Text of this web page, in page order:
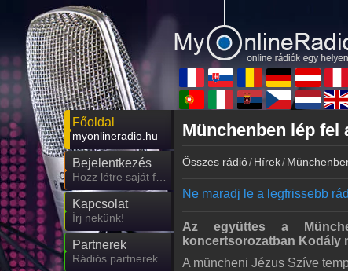
Főoldal
myonlineradio.hu
Bejelentkezés
Kapcsolat
Írj nekünk!
Partnerek
Rádiós partnerek
Münchenben lép fel
Összes rádió Hírek
Ne maradj le a legfrissebb
Az együttes a
koncertsorozatban Kodály
A müncheni Jézus Szíve